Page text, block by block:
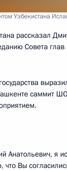
Узбекистана
рассказал
Совета глав
саммит
Анатольевич, я
что Вы